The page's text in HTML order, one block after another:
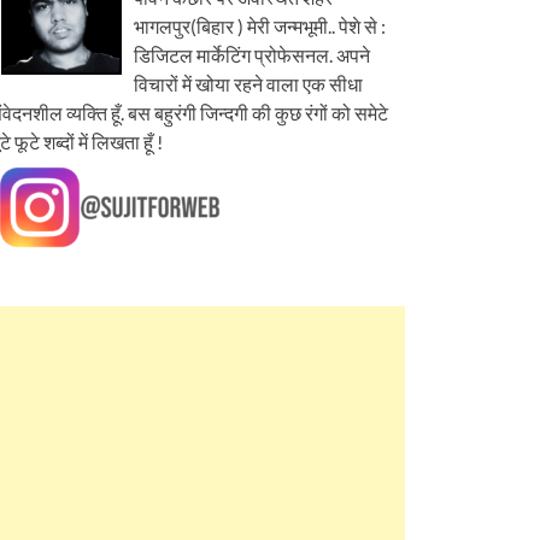
भागलपुर(बिहार ) मेरी जन्मभूमी.. पेशे से :
डिजिटल मार्केटिंग प्रोफेसनल. अपने
विचारों में खोया रहने वाला एक सीधा
व्यक्ति हूँ. बस बहुरंगी जिन्दगी की कुछ रंगों को समेटे
फूटे शब्दों में लिखता हूँ !